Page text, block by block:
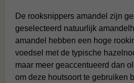
De rooksnippers amandel zijn
geselecteerd natuurlijk
amandel hebben een hoge
voedsel met de typische
maar meer geaccentueerd dan
om deze houtsoort te gebruiken